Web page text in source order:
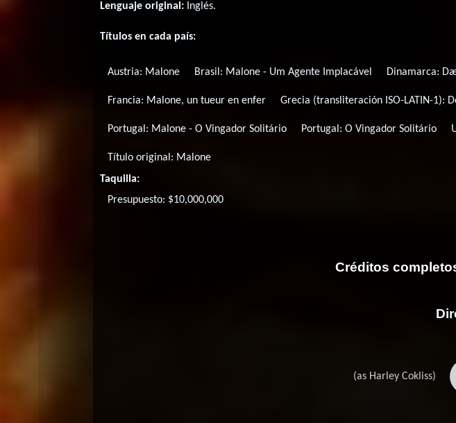
Lenguaje original: Inglés.
Títulos en cada país:
Austria: Malone Brasil: Malone - Um Agente Implacável Dinamarca:
Francia: Malone, un tueur en enfer Grecia (transliteración ISO-LATIN-1):
Portugal: Malone - O Vingador Solitário Portugal:O Vingador Solitário
Título original: Malone
Taquilla:
Presupuesto: $10,000,000
Créditos
(as Harley Cokliss)